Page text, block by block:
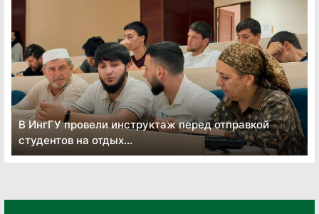
В ИнгГУ провели инструктаж перед отправкой
студентов на отдых...